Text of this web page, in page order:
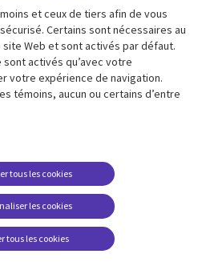
Fusions
Support
Restrictions et
conditions juridiques
FAQ Carrières
Centre de gestion des
témoins
et ceux de tiers afin de vous
Certains sont nécessaires au
Web et sont activés par défaut.
activés qu’avec votre
votre expérience de navigation.
témoins, aucun ou certains d’entre
les cookies
tous les cookies
tous les cookies